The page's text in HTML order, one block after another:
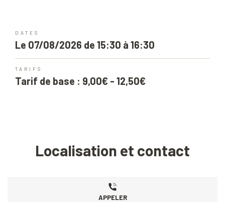
DATES
Le 07/08/2026 de 15:30 à 16:30
TARIFS
Tarif de base : 9,00€ - 12,50€
Localisation et contact
APPELER